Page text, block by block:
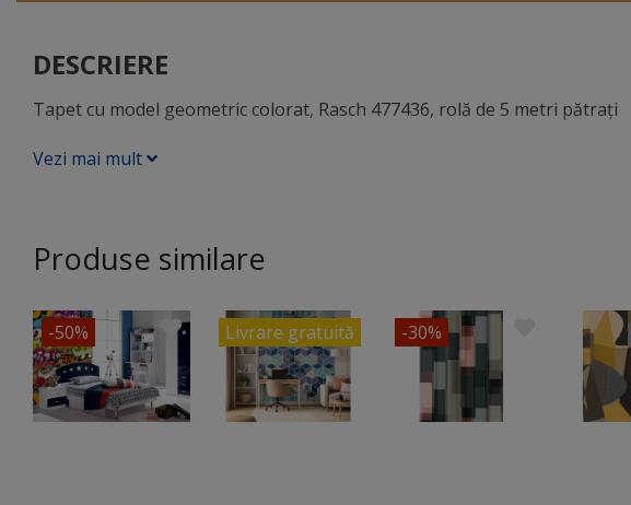
DESCRIERE
Tapet cu model geometric colorat, Rasch 477436, rolă de 5 metri pătraţi
Vezi mai mult
Produse similare
-50% Livrare gratuită -30%